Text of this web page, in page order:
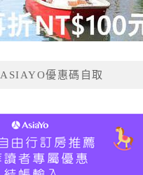
ASIAYO優惠碼自取